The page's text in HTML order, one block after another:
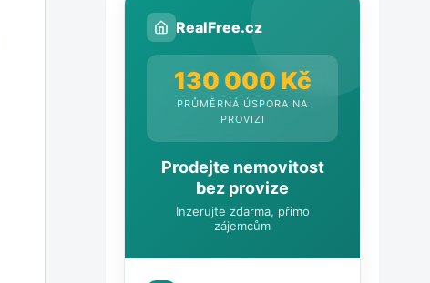
RealFree.cz
130 000 Kč
PRŮMĚRNÁ ÚSPORA NA
PROVIZI
Prodejte nemovitost
bez provize
Inzerujte zdarma, přímo
zájemcům